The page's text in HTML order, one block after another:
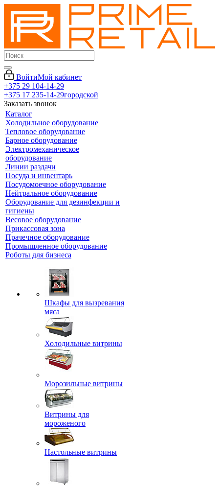
ВойтиМой кабинет
+375 29 104-14-29
+375 17 235-14-29городской
Заказать звонок
Каталог
Холодильное оборудование
Тепловое оборудование
Барное оборудование
Электромеханическое
оборудование
Линии раздачи
Посуда и инвентарь
Посудомоечное оборудование
Нейтральное оборудование
Оборудование для дезинфекции и
гигиены
Весовое оборудование
Прикассовая зона
Прачечное оборудование
Промышленное оборудование
Роботы для бизнеса
Шкафы для вызревания
мяса
Холодильные витрины
Морозильные витрины
Витрины для
мороженого
Настольные витрины